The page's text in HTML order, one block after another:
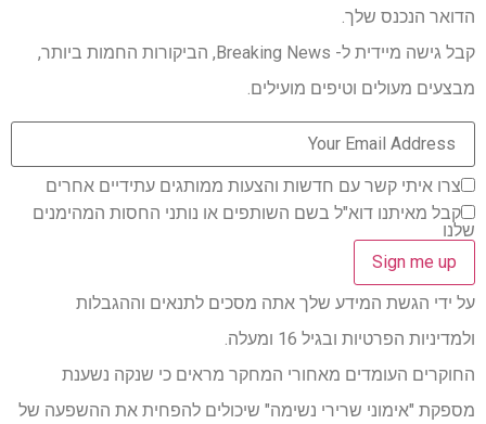
הדואר הנכנס שלך.
קבל גישה מיידית ל- Breaking News, הביקורות החמות ביותר,
מבצעים מעולים וטיפים מועילים.
צרו איתי קשר עם חדשות והצעות ממותגים עתידיים אחרים
קבל מאיתנו דוא"ל בשם השותפים או נותני החסות המהימנים
שלנו
על ידי הגשת המידע שלך אתה מסכים לתנאים וההגבלות
ולמדיניות הפרטיות ובגיל 16 ומעלה.
החוקרים העומדים מאחורי המחקר מראים כי שנקה נשענת
מספקת "אימוני שרירי נשימה" שיכולים להפחית את ההשפעה של